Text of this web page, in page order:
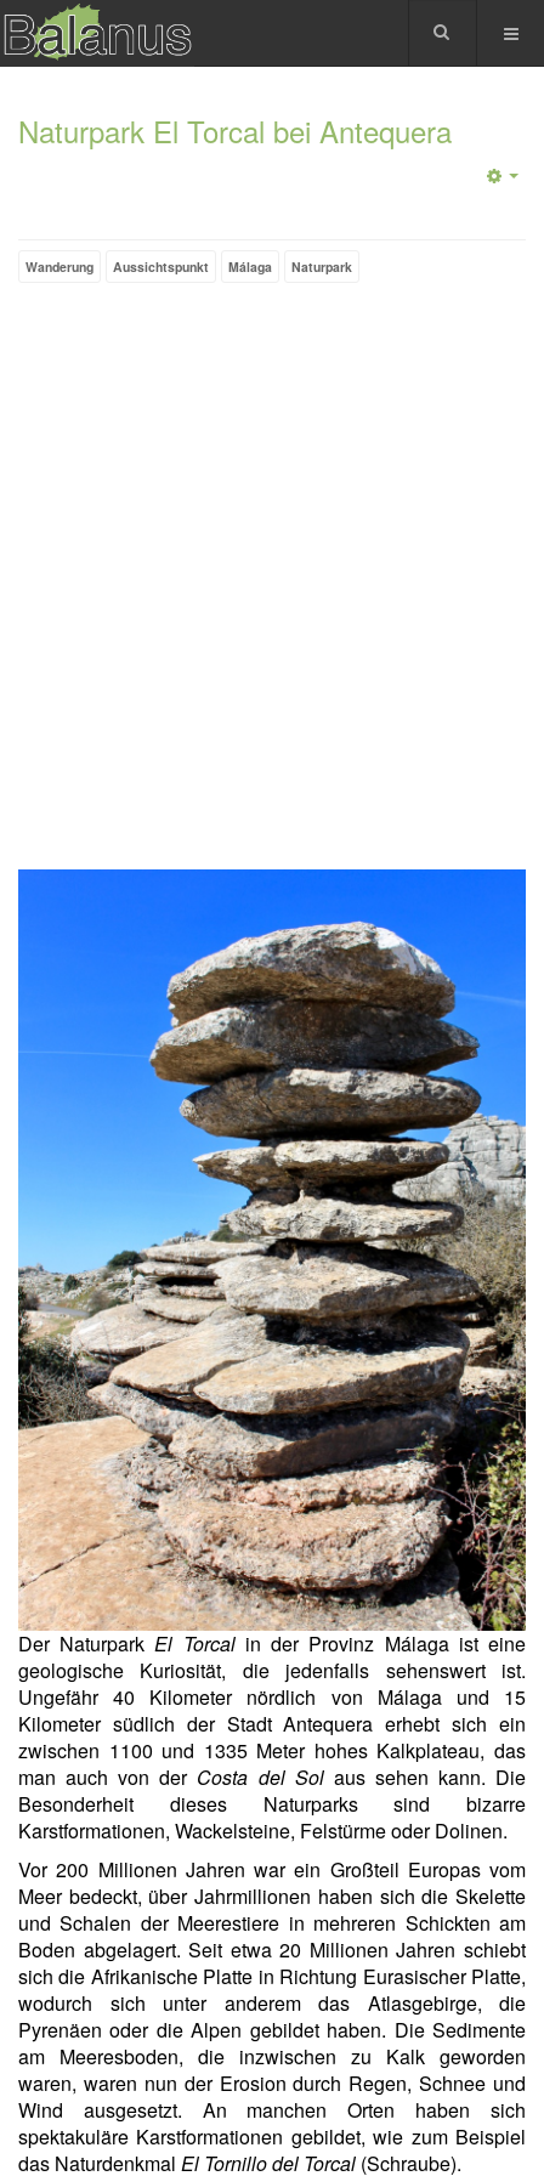
Naturpark El Torcal bei Antequera
Wanderung Aussichtspunkt Málaga Naturpark
Der Naturpark El Torcalin der Provinz Málaga ist eine
geologische Kuriosität, die jedenfalls sehenswert ist.
Ungefähr 40 Kilometer nördlich von Málaga und 15
Kilometer südlich der Stadt Antequera erhebt sich ein
zwischen 1100 und 1335 Meter hohes Kalkplateau, das
man auch von der Costa del Solaus sehen kann. Die
Besonderheit dieses Naturparks sind bizarre
Karstformationen, Wackelsteine, Felstürme oder Dolinen.
Vor 200 Millionen Jahren war ein Großteil Europas vom
Meer bedeckt, über Jahrmillionen haben sich die Skelette
und Schalen der Meerestiere in mehreren Schickten am
Boden abgelagert. Seit etwa 20 Millionen Jahren schiebt
sich die Afrikanische Platte in Richtung Eurasischer Platte,
wodurch sich unter anderem das Atlasgebirge, die
Pyrenäen oder die Alpen gebildet haben. Die Sedimente
am Meeresboden, die inzwischen zu Kalk geworden
waren, waren nun der Erosion durch Regen, Schnee und
Wind ausgesetzt. An manchen Orten haben sich
spektakuläre Karstformationen gebildet, wie zum Beispiel
das Naturdenkmal El Tornillo del Torcal (Schraube).